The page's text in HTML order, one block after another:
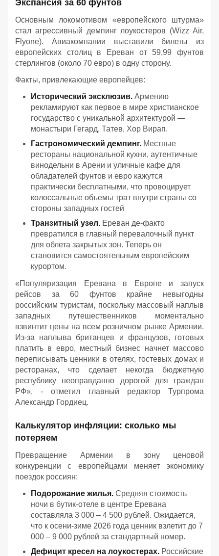
Экспансия за 60 фунтов
Основным локомотивом «европейского штурма»
стал агрессивный демпинг лоукостеров (Wizz Air,
Flyone). Авиакомпании выставили билеты из
европейских столиц в Ереван от 59,99 фунтов
стерлингов (около 70 евро) в одну сторону.
Факты, привлекающие европейцев:
Исторический эксклюзив. Армению
рекламируют как первое в мире христианское
государство с уникальной архитектурой —
монастыри Гегард, Татев, Хор Вирап.
Гастрономический демпинг. Местные
рестораны национальной кухни, аутентичные
винодельни в Арени и уличные кафе для
обладателей фунтов и евро кажутся
практически бесплатными, что провоцирует
колоссальные объемы трат внутри страны со
стороны западных гостей
Транзитный узел. Ереван де-факто
превратился в главный перевалочный пункт
для облета закрытых зон. Теперь он
становится самостоятельным европейским
курортом.
«Популяризация Еревана в Европе и запуск
рейсов за 60 фунтов крайне невыгодны
российским туристам, поскольку массовый наплыв
западных путешественников моментально
взвинтит цены на всем розничном рынке Армении.
Из-за наплыва британцев и французов, готовых
платить в евро, местный бизнес начнет массово
переписывать ценники в отелях, гостевых домах и
ресторанах, что сделает некогда бюджетную
республику неоправданно дорогой для граждан
РФ», - отметил главный редактор Турпрома
Александр Гордиец.
Калькулятор инфляции: сколько мы
потеряем
Превращение Армении в зону ценовой
конкуренции с европейцами меняет экономику
поездок россиян:
Подорожание жилья. Средняя стоимость
ночи в бутик-отеле в центре Еревана
составляла 3 000 – 4 500 рублей. Ожидается,
что к осени-зиме 2026 года ценник взлетит до 7
000 – 9 000 рублей за стандартный номер.
Дефицит кресел на лоукостерах. Российские